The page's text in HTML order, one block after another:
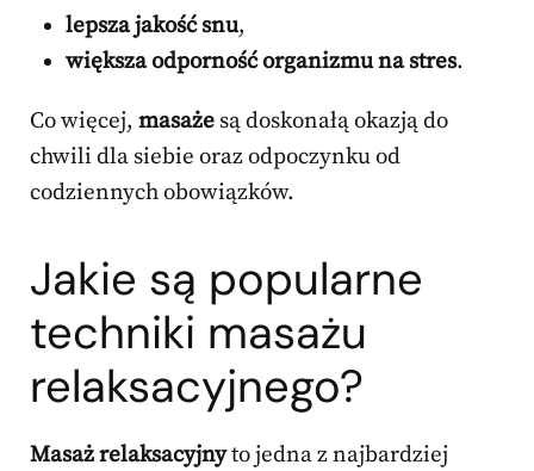
lepsza jakość snu,
większa odporność organizmu na stres.
Co więcej, masaże są doskonałą okazją do
chwili dla siebie oraz odpoczynku od
codziennych obowiązków.
Jakie są popularne
techniki masażu
relaksacyjnego?
Masaż relaksacyjnyto jedna z najbardziej